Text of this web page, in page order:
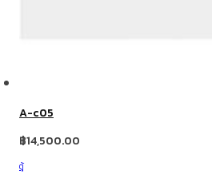
A-c05
฿14,500.00
ตู้